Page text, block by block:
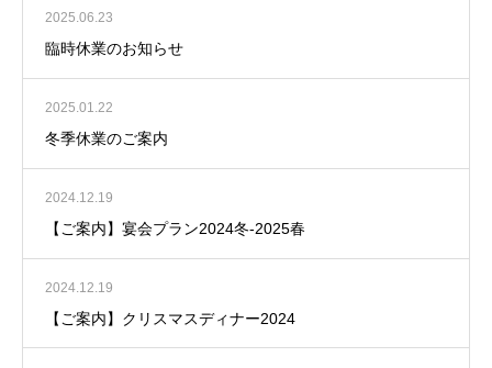
2025.06.23
臨時休業のお知らせ
2025.01.22
冬季休業のご案内
2024.12.19
【ご案内】宴会プラン2024冬-2025春
2024.12.19
【ご案内】クリスマスディナー2024